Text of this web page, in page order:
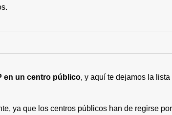
en un centro público, y aquí te dejamos la
ya que los centros públicos han de regirse